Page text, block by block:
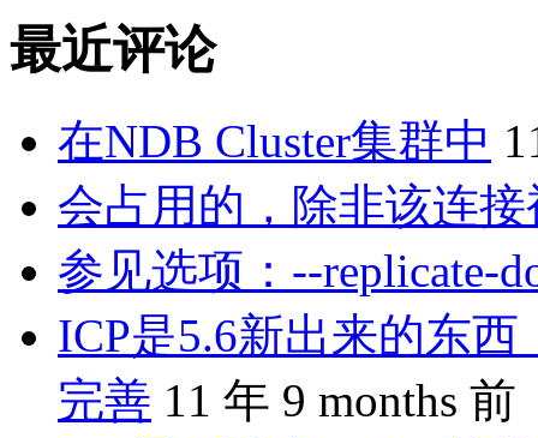
最近评论
在NDB Cluster集群中
会占用的，除非该连
参见选项：--replicate-
ICP是5.6新出来的东
完善 11 年 9 months 前